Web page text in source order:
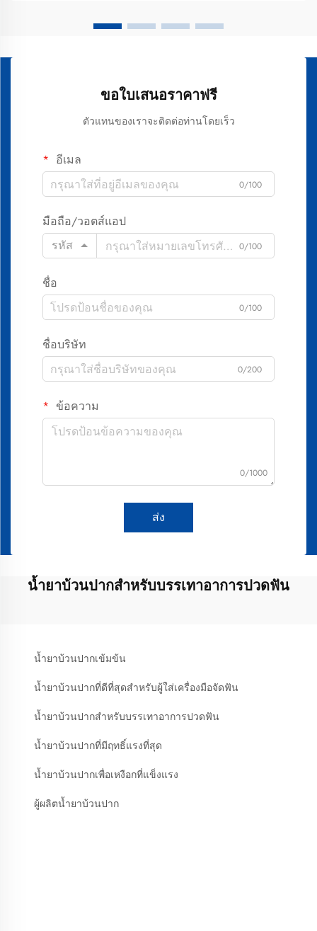
ขอใบเสนอราคาฟรี
ตัวแทนของเราจะติดต่อท่านโดยเร็ว
อีเมล
0/100
มือถือ/วอตส์แอป
รหัส
0/100
ชื่อ
0/100
ชื่อบริษัท
0/200
ข้อความ
0/1000
ส่ง
น้ำยาบ้วนปากสำหรับบรรเทาอาการปวดฟัน
น้ำยาบ้วนปากเข้มข้น
น้ำยาบ้วนปากที่ดีที่สุดสำหรับผู้ใส่เครื่องมือจัดฟัน
น้ำยาบ้วนปากสำหรับบรรเทาอาการปวดฟัน
น้ำยาบ้วนปากที่มีฤทธิ์แรงที่สุด
น้ำยาบ้วนปากเพื่อเหงือกที่แข็งแรง
ผู้ผลิตน้ำยาบ้วนปาก